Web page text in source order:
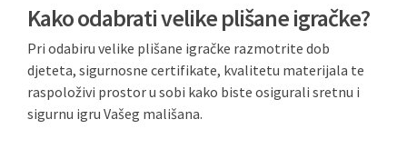
Kako odabrati velike plišane igračke?
Pri odabiru velike plišane igračke razmotrite dob
djeteta, sigurnosne certifikate, kvalitetu materijala te
raspoloživi prostor u sobi kako biste osigurali sretnu i
sigurnu igru Vašeg mališana.